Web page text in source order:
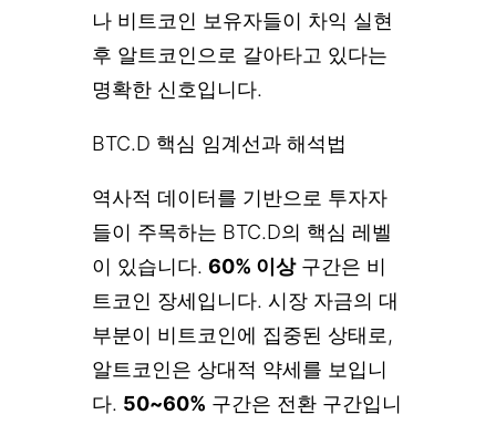
나 비트코인 보유자들이 차익 실현
후 알트코인으로 갈아타고 있다는
명확한 신호입니다.
BTC.D 핵심 임계선과 해석법
역사적 데이터를 기반으로 투자자
들이 주목하는 BTC.D의 핵심 레벨
이 있습니다. 60% 이상구간은 비
트코인 장세입니다. 시장 자금의 대
부분이 비트코인에 집중된 상태로,
알트코인은 상대적 약세를 보입니
다. 50~60% 구간은 전환 구간입니